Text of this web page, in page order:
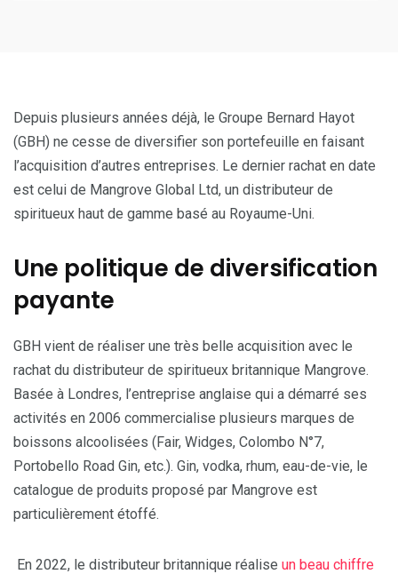
Depuis plusieurs années déjà, le Groupe Bernard Hayot
(GBH) ne cesse de diversifier son portefeuille en faisant
l’acquisition d’autres entreprises. Le dernier rachat en date
est celui de Mangrove Global Ltd, un distributeur de
spiritueux haut de gamme basé au Royaume-Uni.
Une politique de diversification
payante
GBH vient de réaliser une très belle acquisition avec le
rachat du distributeur de spiritueux britannique Mangrove.
Basée à Londres, l’entreprise anglaise qui a démarré ses
activités en 2006 commercialise plusieurs marques de
boissons alcoolisées (Fair, Widges, Colombo N°7,
Portobello Road Gin, etc.). Gin, vodka, rhum, eau-de-vie, le
catalogue de produits proposé par Mangrove est
particulièrement étoffé.
En 2022, le distributeur britannique réalise un beau chiffre